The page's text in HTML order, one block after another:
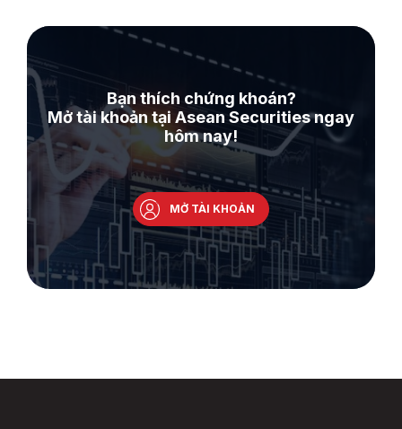
Bạn thích chứng khoán?
Mở tài khoản tại Asean Securities ngay
hôm nay!
MỞ TÀI KHOẢN